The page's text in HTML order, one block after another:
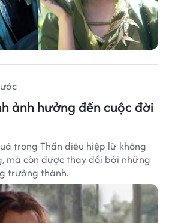
ảnh hưởng đến cuộc đời
trong Thần điêu hiệp lữ không
mà còn được thay đổi bởi những
trưởng thành.